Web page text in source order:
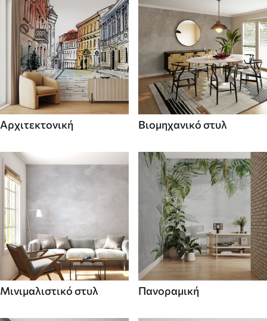
Αρχιτεκτονική Βιομηχανικό στυλ
Μινιμαλιστικό στυλ Πανοραμική